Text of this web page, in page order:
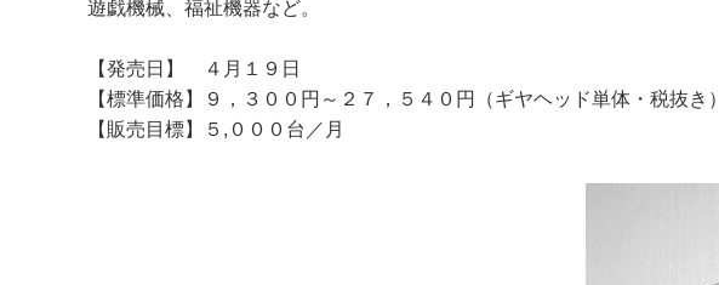
遊戯機械、福祉機器など。
【発売日】 ４月１９日
【標準価格】９，３００円～２７，５４０円（ギヤヘッド単体・税抜き）
【販売目標】５,０００台／月